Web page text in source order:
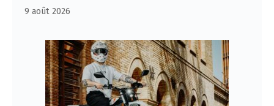
9 août 2026